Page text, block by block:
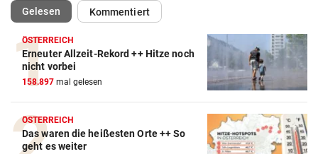
Gelesen(ausgewählt)Kommentiert
ÖSTERREICH
Erneuter Allzeit-Rekord ++ Hitze noch
nicht vorbei
158.897 mal gelesen
ÖSTERREICH
Das waren die heißesten Orte ++ So
geht es weiter